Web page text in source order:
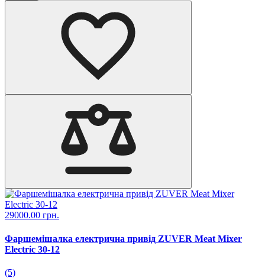
29000.00 грн.
Фаршемішалка електрична привід ZUVER Meat Mixer
Electric 30-12
(5)